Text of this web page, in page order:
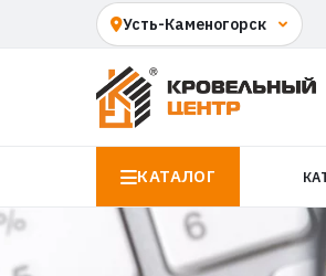
КАТАЛОГ